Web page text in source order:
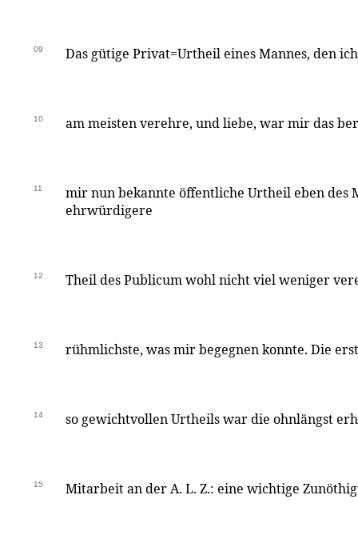
09 Das gütige Privat=Urtheil eines Mannes, den
10 am meisten verehre, und liebe, war mir das
11
mir nun bekannte öffentliche Urtheil eben des
ehrwürdigere
12 Theil des Publicum wohl nicht viel weniger
13 rühmlichste, was mir begegnen konnte. Die
14 so gewichtvollen Urtheils war die ohnlängst
15 Mitarbeit an der A. L. Z.: eine wichtige